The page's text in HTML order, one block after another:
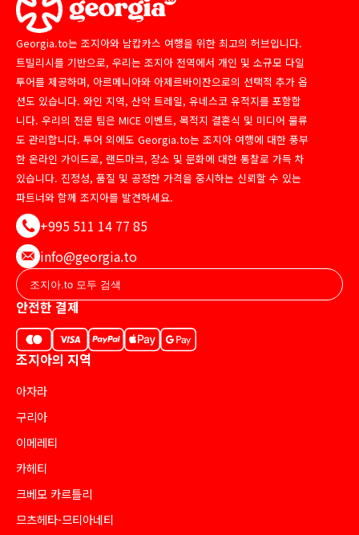
Georgia.to는 조지아와 남캅카스 여행을 위한 최고의 허브입니다.
트빌리시를 기반으로, 우리는 조지아 전역에서 개인 및 소규모 다일
투어를 제공하며, 아르메니아와 아제르바이잔으로의 선택적 추가 옵
션도 있습니다. 와인 지역, 산악 트레일, 유네스코 유적지를 포함합
니다. 우리의 전문 팀은 MICE 이벤트, 목적지 결혼식 및 미디어 물류
도 관리합니다. 투어 외에도 Georgia.to는 조지아 여행에 대한 풍부
한 온라인 가이드로, 랜드마크, 장소 및 문화에 대한 통찰로 가득 차
있습니다. 진정성, 품질 및 공정한 가격을 중시하는 신뢰할 수 있는
파트너와 함께 조지아를 발견하세요.
+995 511 14 77 85
info@georgia.to
안전한 결제
조지아의 지역
아자라
구리아
이메레티
카헤티
크베모 카르틀리
므츠헤타-므티아네티